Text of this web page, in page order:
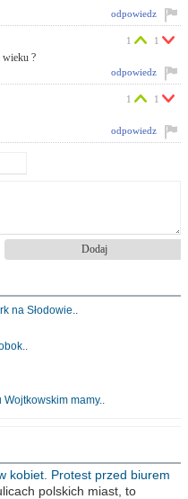
odpowiedz
wieku ?
1 1
odpowiedz
1 1
odpowiedz
na Słodowie..
Wojtkowskim mamy..
kobiet. Protest przed biurem
polskich miast, to